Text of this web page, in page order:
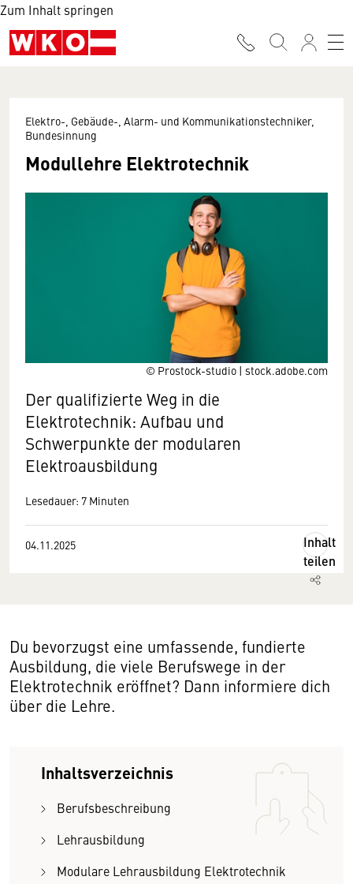
Zum Inhalt springen
© Prostock-studio | stock.adobe.com
Elektro-, Gebäude-, Alarm- und Kommunikationstechniker,
Bundesinnung
Modullehre Elektrotechnik
Der qualifizierte Weg in die
Elektrotechnik: Aufbau und
Schwerpunkte der modularen
Elektroausbildung
Lesedauer: 7 Minuten
04.11.2025
Inhalt
teilen
Du bevorzugst eine umfassende, fundierte
Ausbildung, die viele Berufswege in der
Elektrotechnik eröffnet? Dann informiere dich
über die Lehre.
Inhaltsverzeichnis
Berufsbeschreibung
Lehrausbildung
Modulare Lehrausbildung Elektrotechnik